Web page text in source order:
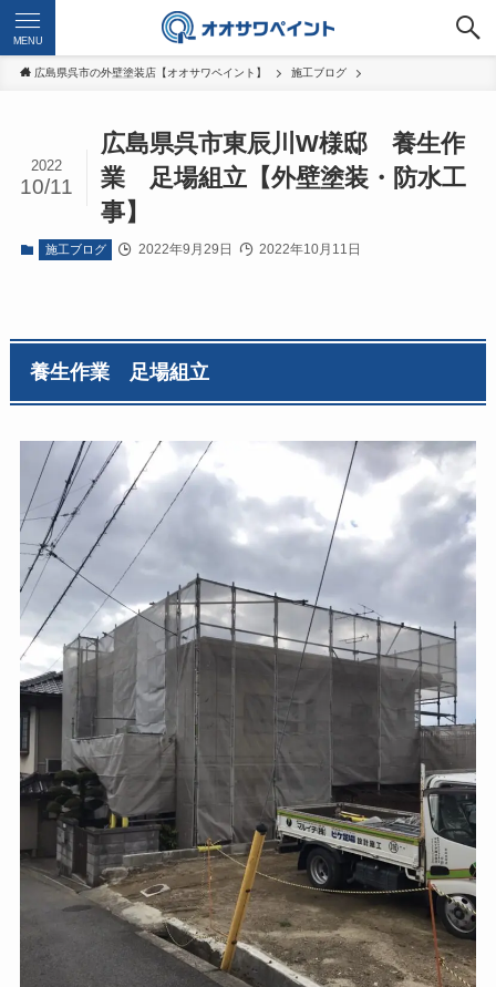
MENU
広島県呉市の外壁塗装店【オオサワペイント】 施工ブログ
広島県呉市東辰川W様邸 養生作
業 足場組立【外壁塗装・防水工
事】
2022
10/11
施工ブログ 2022年9月29日 2022年10月11日
養生作業 足場組立